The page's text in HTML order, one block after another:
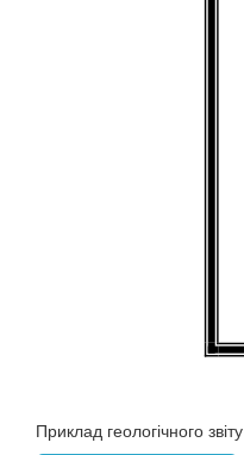
Приклад геологічного звіту